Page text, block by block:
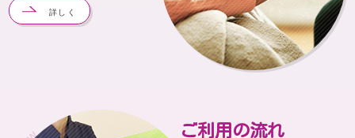
詳しく
ご利用の流れ